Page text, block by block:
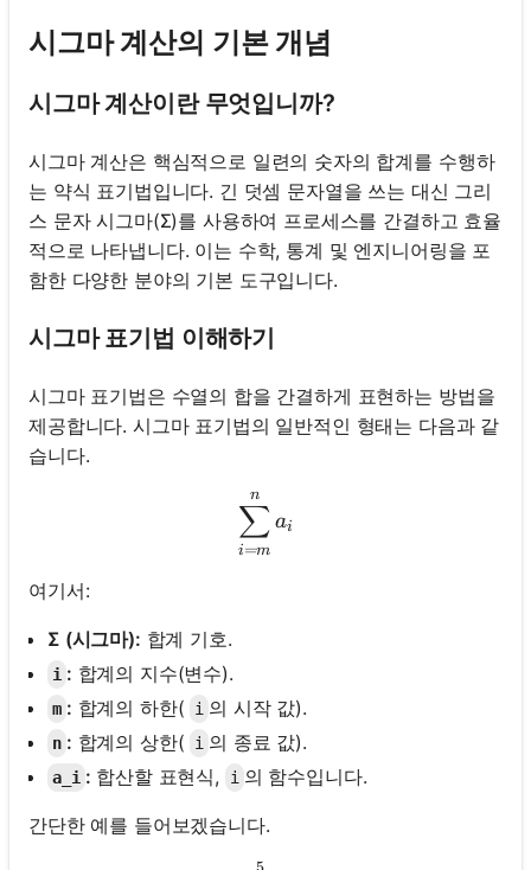
시그마 계산의 기본 개념
시그마 계산이란 무엇입니까?
시그마 계산은 핵심적으로 일련의 숫자의 합계를 수행하
는 약식 표기법입니다. 긴 덧셈 문자열을 쓰는 대신 그리
스 문자 시그마(Σ)를 사용하여 프로세스를 간결하고 효율
적으로 나타냅니다. 이는 수학, 통계 및 엔지니어링을 포
함한 다양한 분야의 기본 도구입니다.
시그마 표기법 이해하기
시그마 표기법은 수열의 합을 간결하게 표현하는 방법을
제공합니다. 시그마 표기법의 일반적인 형태는 다음과 같
습니다.
\sum_{i=m}^{n} a_i
i=m
∑
n
ai
여기서:
Σ (시그마): 합계 기호.
i : 합계의 지수(변수).
m : 합계의 하한( i 의 시작 값).
n : 합계의 상한( i 의 종료 값).
a_i : 합산할 표현식, i 의 함수입니다.
간단한 예를 들어보겠습니다.